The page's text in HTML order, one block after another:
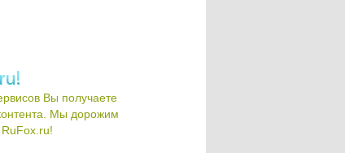
Вы получаете
Мы дорожим